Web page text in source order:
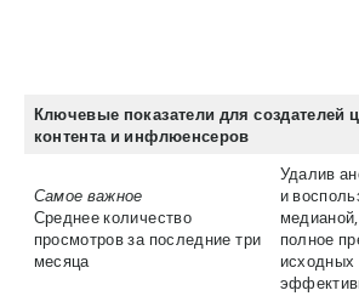
Ключевые показатели для создателей
контента и инфлюенсеров
Самое важное
Среднее количество
просмотров за последние три
месяца
Удалив
и
полное
исходных